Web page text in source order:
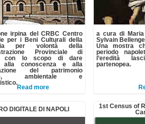
irpina del CRBC Centro
per i Beni Culturali della
per volontà della
Provinciale di
con lo scopo di dare
alla conoscenza e alla
del patrimonio
ambientale e
Read more
a cura di Maria
Sylvain
Una mostra
periodo
l’eredità
partenopea.
DIGITALE DI NAPOLI
1st Census of